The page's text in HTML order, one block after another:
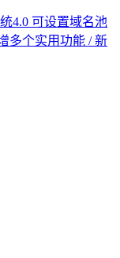
4.0 可设置域名池